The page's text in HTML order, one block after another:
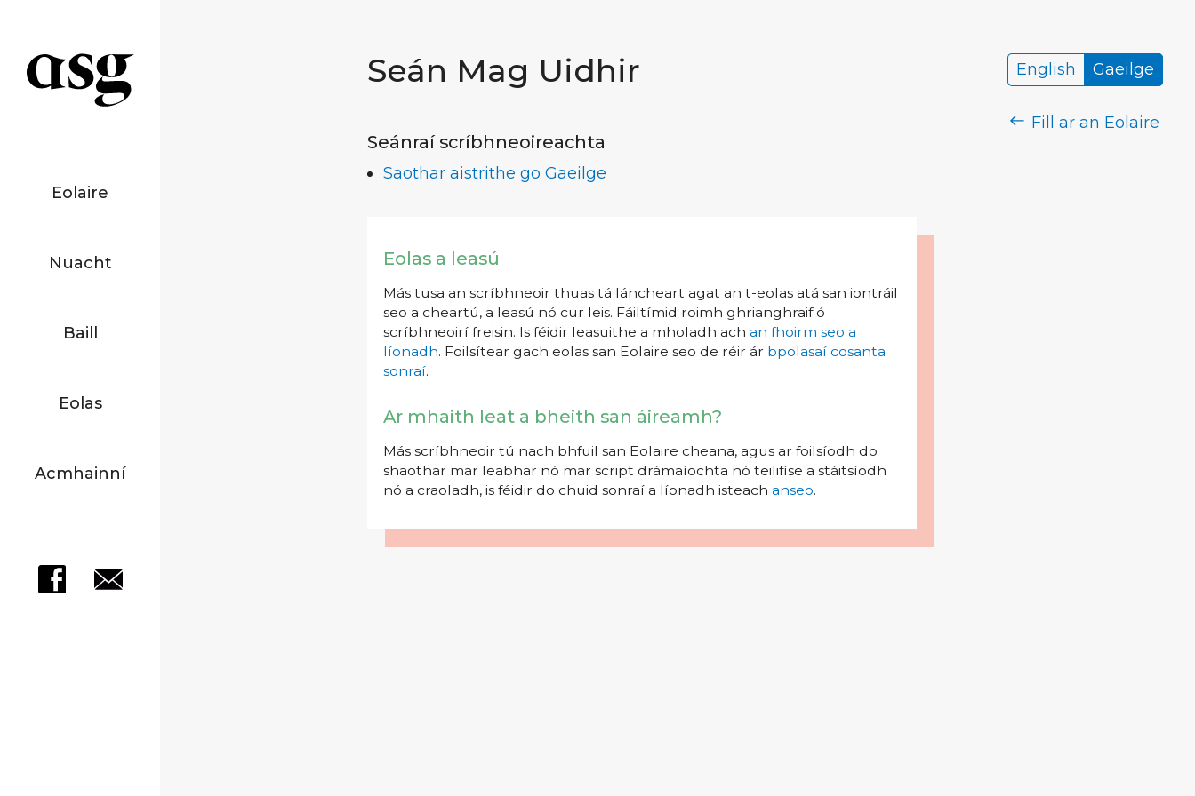
Eolaire
Nuacht
Baill
Eolas
Acmhainní
Seán Mag Uidhir English Gaeilge
Fill ar an Eolaire
Seánraí scríbhneoireachta
Saothar aistrithe go Gaeilge
Eolas a leasú
Más tusa an scríbhneoir thuas tá láncheart agat an t-eolas atá san iontráil
seo a cheartú, a leasú nó cur leis. Fáiltímid roimh ghrianghraif ó
scríbhneoirí freisin. Is féidir leasuithe a mholadh ach an fhoirm seo a
líonadh. Foilsítear gach eolas san Eolaire seo de réir ár bpolasaí cosanta
sonraí.
Ar mhaith leat a bheith san áireamh?
Más scríbhneoir tú nach bhfuil san Eolaire cheana, agus ar foilsíodh do
shaothar mar leabhar nó mar script drámaíochta nó teilifíse a stáitsíodh
nó a craoladh, is féidir do chuid sonraí a líonadh isteach anseo.